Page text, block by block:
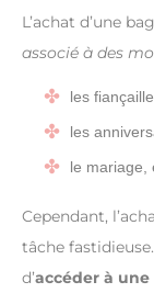
L’achat d’une
associé à des
les
les
le mariage,
Cependant,
tâche
d’accéder à